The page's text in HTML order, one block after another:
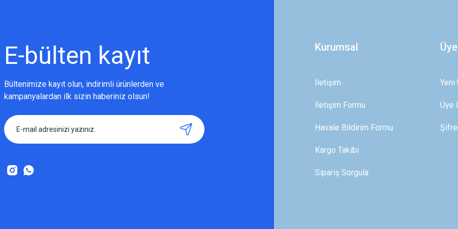
Bu ürüne benzer farklı alternatifler olmalı.
Gönder
E-bülten kayıt
Bültenimize kayıt olun, indirimli ürünlerden ve
kampanyalardan ilk sizin haberiniz olsun!
Kurumsal
İletişim
İletişim Formu
Havale Bildirim Formu
Kargo Takibi
Sipariş Sorgula
Yeni
Üye